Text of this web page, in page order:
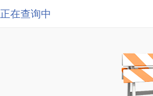
正在查询中